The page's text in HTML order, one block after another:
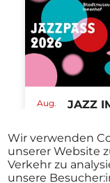
Aug.
-
Aug.
29
2026
JAZZ
ab€
Wir verwenden
unserer Website
Verkehr zu
unsere